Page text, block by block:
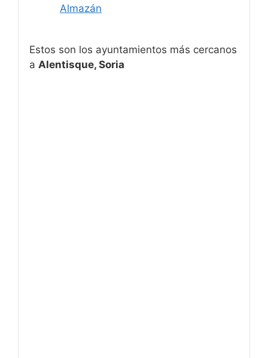
Almazán
Estos son los ayuntamientos más cercanos
a Alentisque, Soria